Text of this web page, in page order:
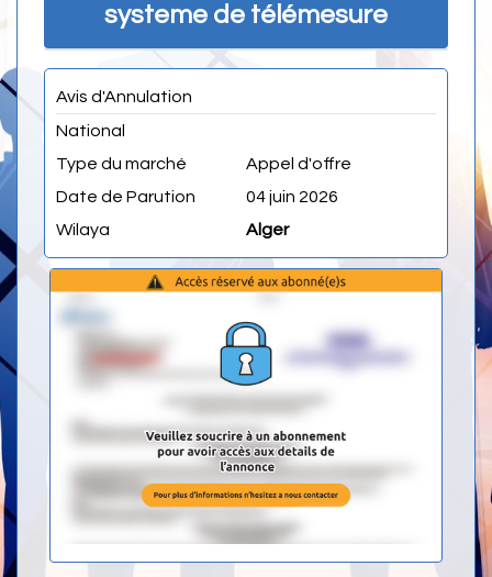
systeme de télémesure
Avis d'Annulation
National
Type du marché
Appel d'offre
Date de Parution
04 juin 2026
Wilaya
Alger